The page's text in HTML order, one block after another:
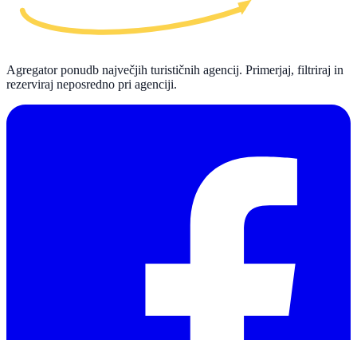
Agregator ponudb največjih turističnih agencij. Primerjaj, filtriraj in
rezerviraj neposredno pri agenciji.